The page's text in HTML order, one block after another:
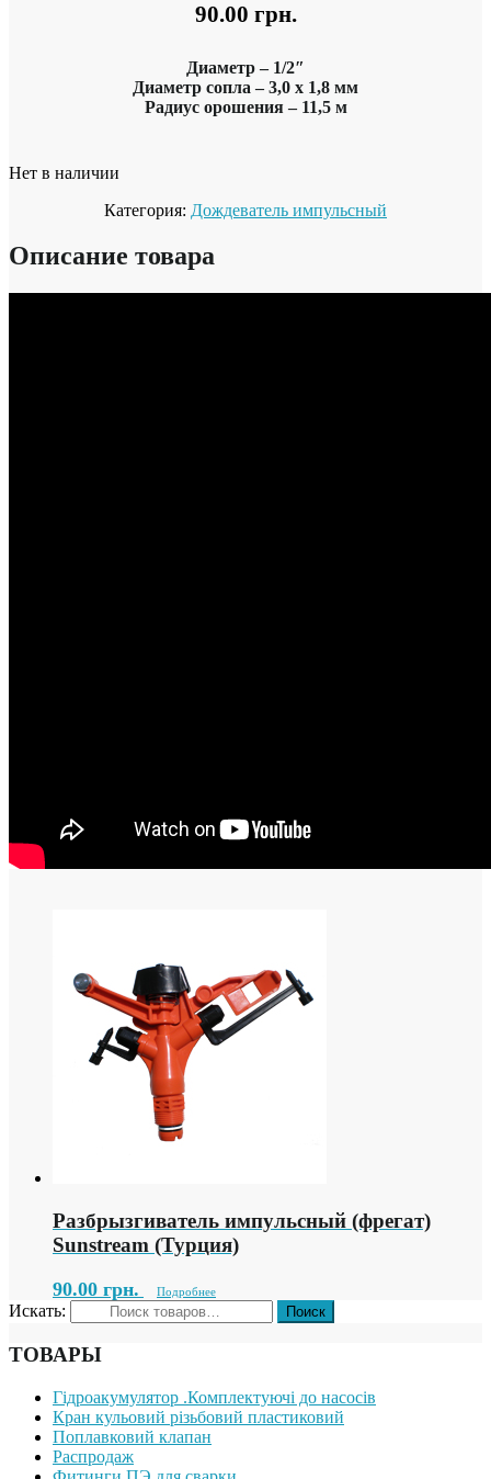
90.00 грн.
Диаметр – 1/2″
Диаметр сопла – 3,0 х 1,8 мм
Радиус орошения – 11,5 м
Нет в наличии
Категория: Дождеватель импульсный
Описание товара
Разбрызгиватель импульсный (фрегат)
Sunstream (Турция)
90.00 грн. Подробнее
Искать:
ТОВАРЫ
Гідроакумулятор .Комплектуючі до насосів
Кран кульовий різьбовий пластиковий
Поплавковий клапан
Распродаж